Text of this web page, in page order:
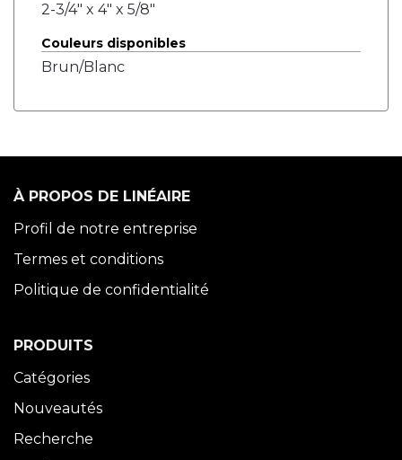
2-3/4" x 4" x 5/8"
Couleurs disponibles
Brun/Blanc
À PROPOS DE LINÉAIRE
Profil de notre entreprise
Termes et conditions
Politique de confidentialité
PRODUITS
Catégories
Nouveautés
Recherche